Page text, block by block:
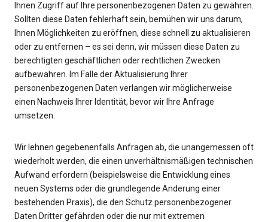
Ihnen Zugriff auf Ihre personenbezogenen Daten zu gewähren.
Sollten diese Daten fehlerhaft sein, bemühen wir uns darum,
Ihnen Möglichkeiten zu eröffnen, diese schnell zu aktualisieren
oder zu entfernen – es sei denn, wir müssen diese Daten zu
berechtigten geschäftlichen oder rechtlichen Zwecken
aufbewahren. Im Falle der Aktualisierung Ihrer
personenbezogenen Daten verlangen wir möglicherweise
einen Nachweis Ihrer Identität, bevor wir Ihre Anfrage
umsetzen.
Wir lehnen gegebenenfalls Anfragen ab, die unangemessen oft
wiederholt werden, die einen unverhältnismäßigen technischen
Aufwand erfordern (beispielsweise die Entwicklung eines
neuen Systems oder die grundlegende Änderung einer
bestehenden Praxis), die den Schutz personenbezogener
Daten Dritter gefährden oder die nur mit extremen